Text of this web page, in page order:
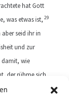
hat Gott
was etwas ist, 29
seid ihr in
und zur
damit, wie
der rühme sich